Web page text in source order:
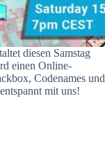
diesen Samstag
einen Online-
Codenames und
mit uns!